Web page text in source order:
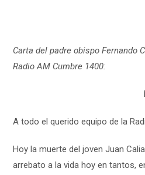
Carta del padre obispo Fernando
Radio AM Cumbre 1400:
A todo el querido equipo de la
Hoy la muerte del joven Juan
arrebato a la vida hoy en tantos,